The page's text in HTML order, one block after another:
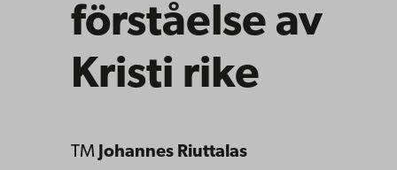
förståelse av
Kristi rike
TM Johannes Riuttalas